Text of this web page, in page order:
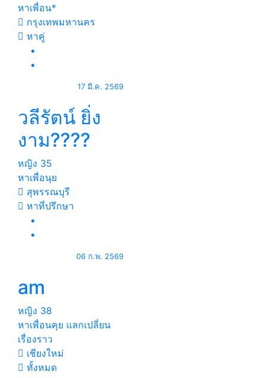
หาเพื่อน*
กรุงเทพมหานคร
หาคู่
17 มี.ค. 2569
วลีรัตน์ ยิ่ง
งาม????
หญิง 35
หาเพื่อนุย
สุพรรณบุรี
หาที่ปรึกษา
06 ก.พ. 2569
am
หญิง 38
หาเพื่อนคุย เเลกเปลี่ยน
เรื่องราว
เชียงใหม่
ทั้งหมด